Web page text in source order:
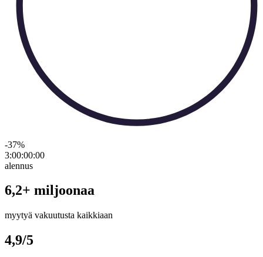
-37%
3:00:00:00
alennus
6,2+ miljoonaa
myytyä vakuutusta kaikkiaan
4,9/5